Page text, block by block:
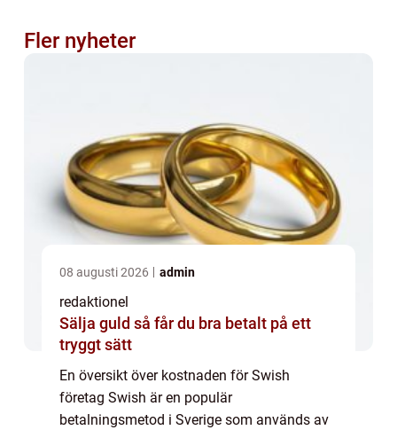
Fler nyheter
08 augusti 2026 admin
redaktionel
Sälja guld så får du bra betalt på ett
tryggt sätt
En översikt över kostnaden för Swish
företag Swish är en populär
betalningsmetod i Sverige som används av